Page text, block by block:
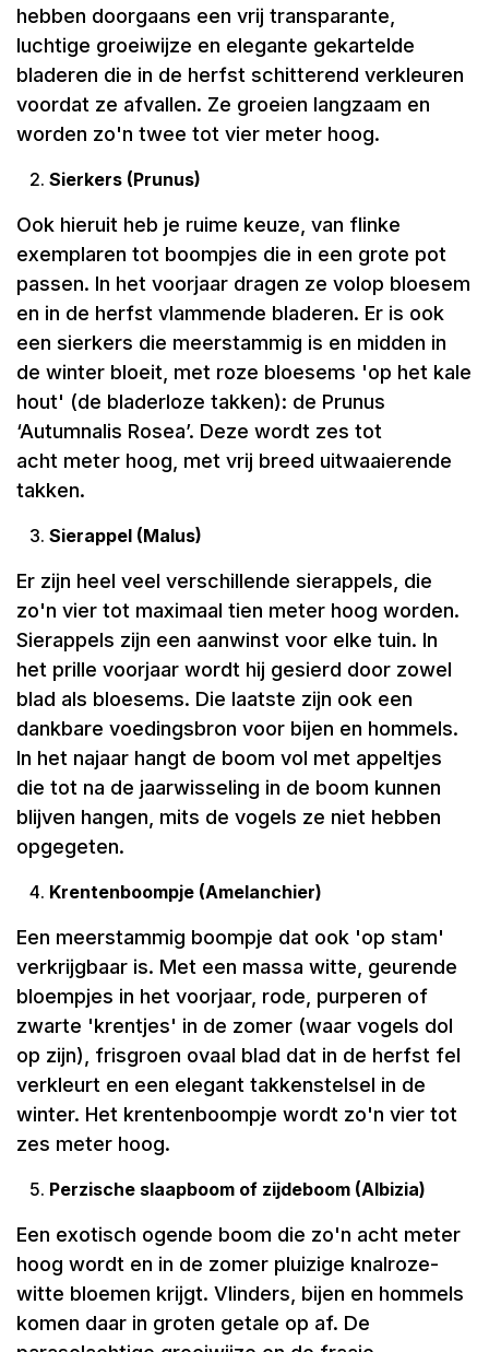
hebben doorgaans een vrij transparante,
luchtige groeiwijze en elegante gekartelde
bladeren die in de herfst schitterend verkleuren
voordat ze afvallen. Ze groeien langzaam en
worden zo'n twee tot vier meter hoog.
Sierkers (Prunus)
Ook hieruit heb je ruime keuze, van flinke
exemplaren tot boompjes die in een grote pot
passen. In het voorjaar dragen ze volop bloesem
en in de herfst vlammende bladeren. Er is ook
een sierkers die meerstammig is en midden in
de winter bloeit, met roze bloesems 'op het kale
hout' (de bladerloze takken): de Prunus
‘Autumnalis Rosea’. Deze wordt zes tot
acht meter hoog, met vrij breed uitwaaierende
takken.
Sierappel (Malus)
Er zijn heel veel verschillende sierappels, die
zo'n vier tot maximaal tien meter hoog worden.
Sierappels zijn een aanwinst voor elke tuin. In
het prille voorjaar wordt hij gesierd door zowel
blad als bloesems. Die laatste zijn ook een
dankbare voedingsbron voor bijen en hommels.
In het najaar hangt de boom vol met appeltjes
die tot na de jaarwisseling in de boom kunnen
blijven hangen, mits de vogels ze niet hebben
opgegeten.
Krentenboompje (Amelanchier)
Een meerstammig boompje dat ook 'op stam'
verkrijgbaar is. Met een massa witte, geurende
bloempjes in het voorjaar, rode, purperen of
zwarte 'krentjes' in de zomer (waar vogels dol
op zijn), frisgroen ovaal blad dat in de herfst fel
verkleurt en een elegant takkenstelsel in de
winter. Het krentenboompje wordt zo'n vier tot
zes meter hoog.
Perzische slaapboom of zijdeboom (Albizia)
Een exotisch ogende boom die zo'n acht meter
hoog wordt en in de zomer pluizige knalroze-
witte bloemen krijgt. Vlinders, bijen en hommels
komen daar in groten getale op af. De